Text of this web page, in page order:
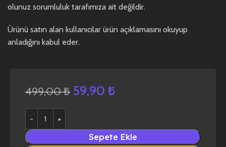
olunuz sorumluluk tarafımıza ait değildir.
Ürünü satın alan kullanıcılar ürün açıklamasını okuyup
anladığını kabul eder.
499,00₺ 59,90 ₺
Sepete Ekle